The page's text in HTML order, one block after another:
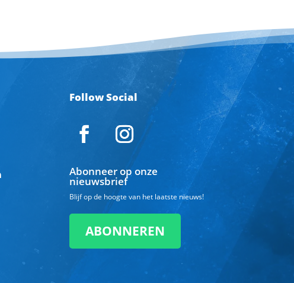
Follow Social
Abonneer op onze
nieuwsbrief
Blijf op de hoogte van het laatste nieuws!
ABONNEREN